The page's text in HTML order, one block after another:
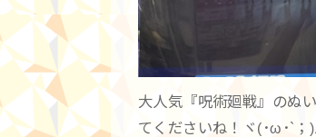
大人気『呪術廻戦』のぬ
てくださいね！ヾ(･ω･`；)